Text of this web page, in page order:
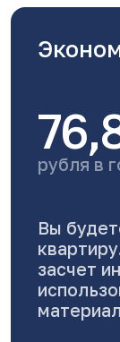
рубля в
Вы
засчет